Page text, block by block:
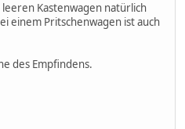
leeren Kastenwagen natürlich
einem Pritschenwagen ist auch
des Empfindens.